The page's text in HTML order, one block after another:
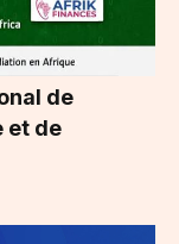
de
et de